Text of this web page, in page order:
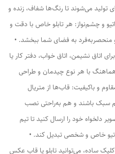
تولید می‌شوند تا رنگ‌ها شفاف، زنده و
و چشم‌نواز: هر تابلو خاص با دقت و
به فضای شما ببخشد. •
اتاق نشیمن، اتاق خواب، دفتر کار یا
با هر نوع چیدمان و طراحی
و باکیفیت: قاب‌ها از متریال
سبک باشند و هم به‌راحتی نصب
دلخواه خود را ارسال کنید تا تیم
خاص و شخصی تبدیل کند. •
ساده، می‌توانید تابلو یا قاب عکس